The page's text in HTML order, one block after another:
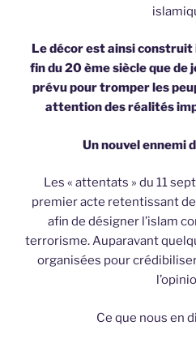
Le décor est ainsi
fin du 20 ème siècle que de
prévu pour tromper les
attention des réalités
Un nouvel ennemi
Les « attentats » du 11
premier acte retentissant
afin de désigner l’islam
terrorisme. Auparavant
organisées pour
Ce que nous en